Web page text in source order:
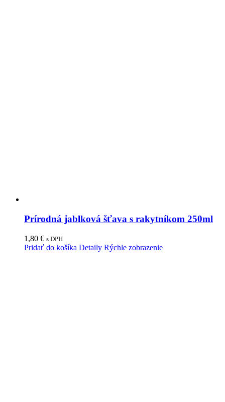
Prírodná jablková šťava s rakytníkom 250ml
1,80 € s DPH
Pridať do košíka Detaily Rýchle zobrazenie